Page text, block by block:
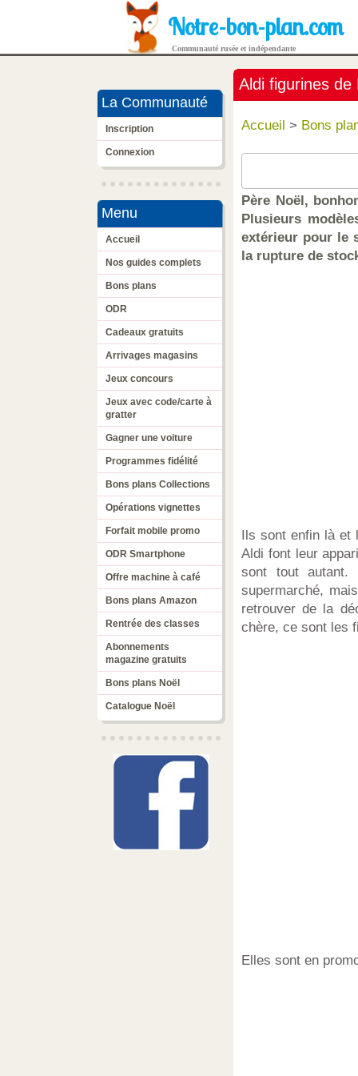
Notre-bon-plan.com
Communauté rusée et indépendante
La Communauté
Inscription
Connexion
Menu
Accueil
Nos guides complets
Bons plans
ODR
Cadeaux gratuits
Arrivages magasins
Jeux concours
Jeux avec code/carte à
gratter
Gagner une voiture
Programmes fidélité
Bons plans Collections
Opérations vignettes
Forfait mobile promo
ODR Smartphone
Offre machine à café
Bons plans Amazon
Rentrée des classes
Abonnements
magazine gratuits
Bons plans Noël
Catalogue Noël
Aldi figurines de
Accueil > Bons
Père Noël,
Plusieurs
extérieur pour le
la rupture de
Ils sont enfin là et
Aldi font leur
sont tout autant.
supermarché,
retrouver de la
chère, ce sont les
Elles sont en